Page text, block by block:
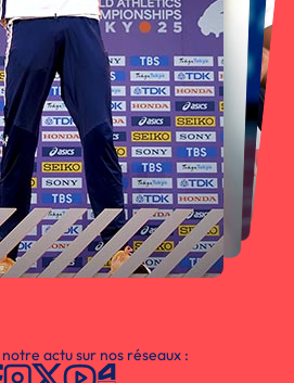
actu sur nos réseaux :